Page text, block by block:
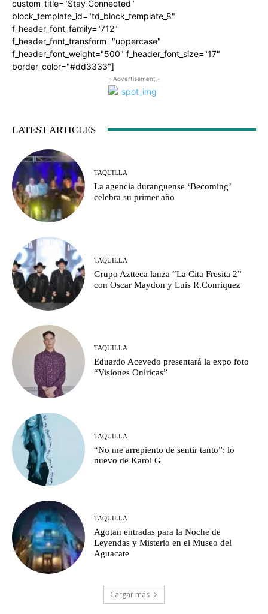
custom_title="Stay Connected"
block_template_id="td_block_template_8"
f_header_font_family="712"
f_header_font_transform="uppercase"
f_header_font_weight="500" f_header_font_size="17"
border_color="#dd3333"]
- Advertisement -
LATEST ARTICLES
TAQUILLA
La agencia duranguense ‘Becoming’
celebra su primer año
TAQUILLA
Grupo Aztteca lanza “La Cita Fresita 2”
con Oscar Maydon y Luis R.Conriquez
TAQUILLA
Eduardo Acevedo presentará la expo foto
“Visiones Oníricas”
TAQUILLA
“No me arrepiento de sentir tanto”: lo
nuevo de Karol G
TAQUILLA
Agotan entradas para la Noche de
Leyendas y Misterio en el Museo del
Aguacate
Cargar más